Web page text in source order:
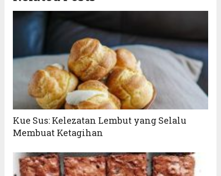
Kue Sus: Kelezatan Lembut yang Selalu
Membuat Ketagihan